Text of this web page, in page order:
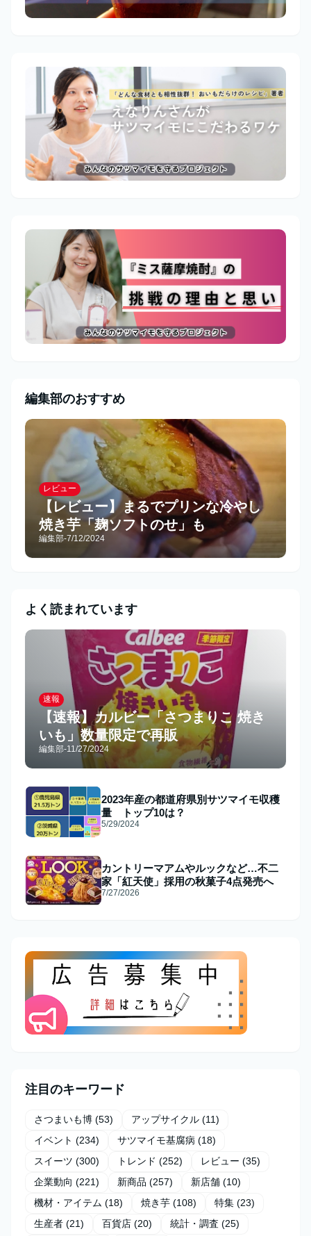
編集部のおすすめ
レビュー
【レビュー】まるでプリンな冷やし
焼き芋「麹ソフトのせ」も
編集部-7/12/2024
よく読まれています
速報
【速報】カルビー「さつまりこ 焼き
いも」数量限定で再販
編集部-11/27/2024
2023年産の都道府県別サツマイモ収穫
量 トップ10は？
5/29/2024
カントリーマアムやルックなど…不二
家「紅天使」採用の秋菓子4点発売へ
7/27/2026
注目のキーワード
さつまいも博 (53) アップサイクル (11)
イベント (234) サツマイモ基腐病 (18)
スイーツ (300) トレンド (252) レビュー (35)
企業動向 (221) 新商品 (257) 新店舗 (10)
機材・アイテム (18) 焼き芋 (108) 特集 (23)
生産者 (21) 百貨店 (20) 統計・調査 (25)